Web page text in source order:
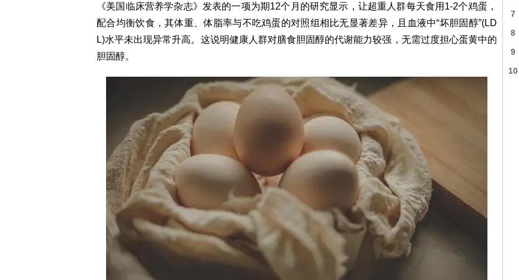
《美国临床营养学杂志》发表的一项为期12个月的研究显示，让超重人群每天食用1-2个鸡蛋，
配合均衡饮食，其体重、体脂率与不吃鸡蛋的对照组相比无显著差异，且血液中“坏胆固醇”(LD
L)水平未出现异常升高。这说明健康人群对膳食胆固醇的代谢能力较强，无需过度担心蛋黄中的
胆固醇。
7
8
9
10